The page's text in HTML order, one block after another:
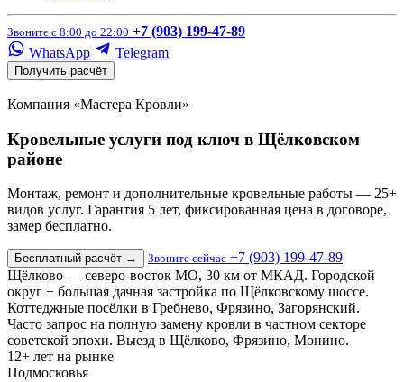
Звоните с 8:00 до 22:00 +7 (903) 199-47-89
WhatsApp
Telegram
Получить расчёт
Компания «Мастера Кровли»
Кровельные услуги под ключ в Щёлковском
районе
Монтаж, ремонт и дополнительные кровельные работы — 25+
видов услуг. Гарантия 5 лет, фиксированная цена в договоре,
замер бесплатно.
Бесплатный расчёт → Звоните сейчас +7 (903) 199-47-89
Щёлково — северо-восток МО, 30 км от МКАД. Городской
округ + большая дачная застройка по Щёлковскому шоссе.
Коттеджные посёлки в Гребнево, Фрязино, Загорянский.
Часто запрос на полную замену кровли в частном секторе
советской эпохи. Выезд в Щёлково, Фрязино, Монино.
12+ лет на рынке
Подмосковья